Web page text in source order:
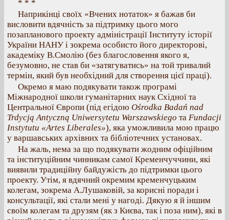
* * *
Наприкінці своїх «Вчених нотаток» я бажав би
висловити вдячність за підтримку цього мого
позапланового проекту адміністрації Інституту історії
України НАНУ і зокрема особисто його директорові,
академіку В.Смолію (без благословення якого я,
безумовно, не став би «затягуватись» на той тривалий
термін, який був необхідний для створення цієї праці).
Окремо я маю подякувати також програмі
Міжнародної школи гуманітарних наук Східної та
Центральної Європи (під егідою Ośrodka Badań nad
Trdycją Antyczną Uniwersytetu Warszawskiego та Fundacji
Instytutu «Artes Liberales»), яка уможливила мою працю
у варшавських архівних та бібліотечних установах.
На жаль, нема за що подякувати жодним офіційним
та інституційним чинникам самої Кременчуччини, які
виявили традиційну байдужість до підтримки цього
проекту. Утім, я вдячний окремим кременчуцьким
колегам, зокрема А.Лушаковій, за корисні поради і
консультації, які стали мені у нагоді. Дякую я й іншим
своїм колегам та друзям (як з Києва, так і поза ним), які в